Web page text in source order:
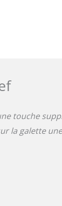
touche
la galette